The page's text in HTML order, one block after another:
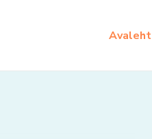
Avaleht